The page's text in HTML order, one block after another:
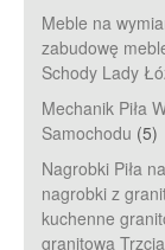
Meble na
zabudowę
Schody Lady
Mechanik Piła
Samochodu (5)
Nagrobki Piła
nagrobki z
kuchenne
granitowa